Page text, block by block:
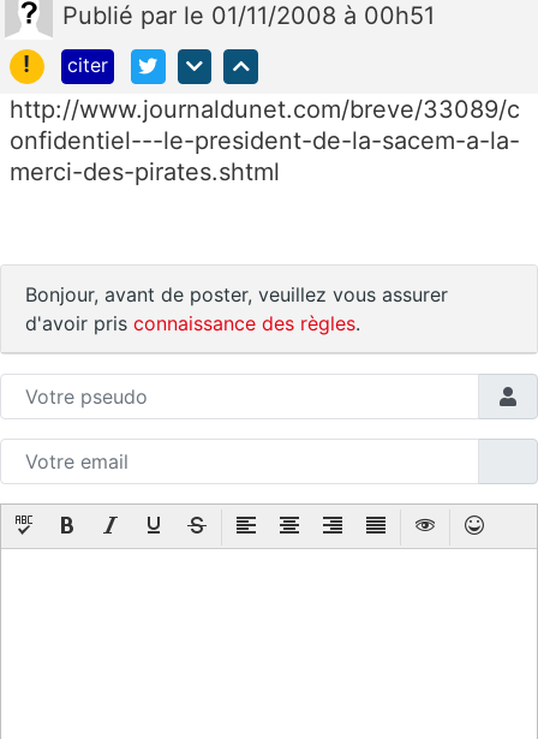
Publié par le 01/11/2008 à 00h51
!
citer
http://www.journaldunet.com/breve/33089/c
onfidentiel---le-president-de-la-sacem-a-la-
merci-des-pirates.shtml
Bonjour, avant de poster, veuillez vous assurer
d'avoir pris connaissance des règles.